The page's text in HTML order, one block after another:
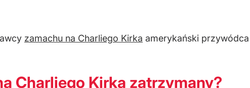
zamachu na Charliego Kirka amerykański
Charliego Kirka zatrzymany?